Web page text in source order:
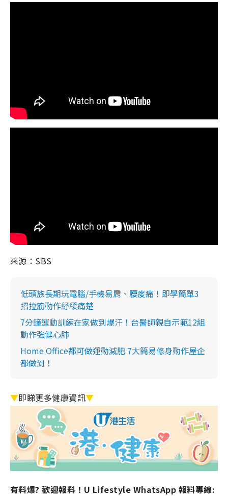
來源：SBS
低頭族長期玩電腦/手機易肩、腰痠痛！即學簡單3
招拉筋動作紓緩痛楚
7分鐘運動訓練在家做到爆汗！台醫師親自示範12組
動作強健心肺
Home Office都可做運動減肥 7大簡易修身動作屋企
都做到！
▼即睇更多健康資訊▼
有料爆? 歡迎報料！U Lifestyle WhatsApp 報料專線: